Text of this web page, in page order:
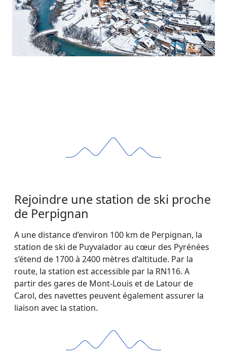
Rejoindre une station de ski proche
de Perpignan
A une distance d’environ 100 km de Perpignan, la
station de ski de Puyvalador au cœur des Pyrénées
s’étend de 1700 à 2400 mètres d’altitude. Par la
route, la station est accessible par la RN116. A
partir des gares de Mont-Louis et de Latour de
Carol, des navettes peuvent également assurer la
liaison avec la station.